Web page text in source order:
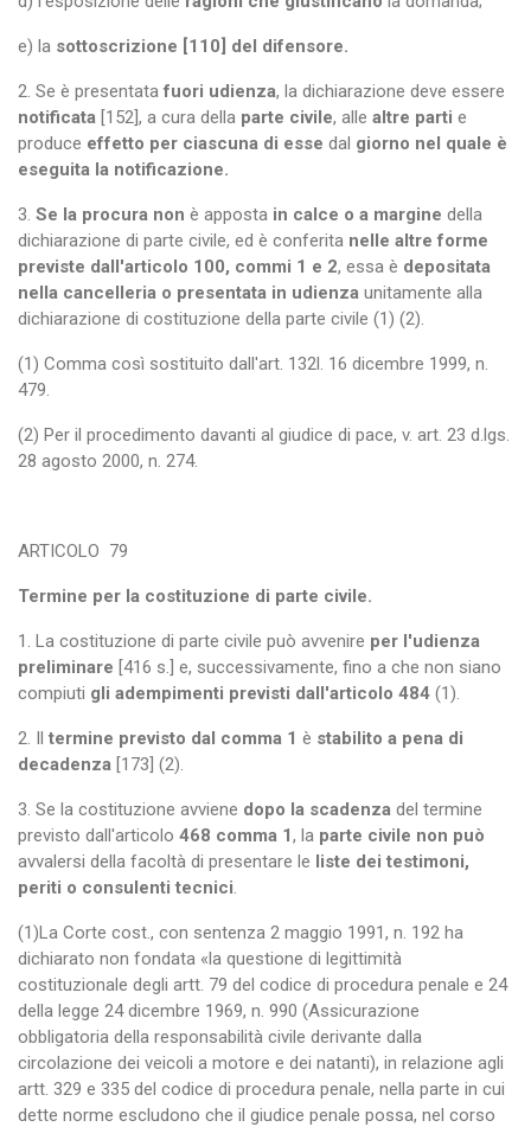
e) la sottoscrizione [110] del difensore.
2. Se è presentatafuori udienza, la dichiarazione deve essere
notificata [152], a cura della parte civile, alle altre parti e
produce effetto per ciascuna di esse dal giorno nel quale è
eseguita la notificazione.
3. Se la procura non è apposta in calce o a margine della
dichiarazione di parte civile, ed è conferita nelle altre forme
previste dall'articolo 100, commi 1 e 2, essa è depositata
nella cancelleria o presentata in udienza unitamente alla
dichiarazione di costituzione della parte civile (1) (2).
(1) Comma così sostituito dall'art. 132l. 16 dicembre 1999, n.
479.
(2) Per il procedimento davanti al giudice di pace, v. art. 23 d.lgs.
28 agosto 2000, n. 274.
ARTICOLO 79
Termine per la costituzione di parte civile.
1. La costituzione di parte civile può avvenire per l'udienza
preliminare [416 s.] e, successivamente, fino a che non siano
compiuti gli adempimenti previsti dall'articolo 484 (1).
2. Il termine previsto dal comma 1 è stabilito a pena di
decadenza [173] (2).
3. Se la costituzione avviene dopo la scadenza del termine
previsto dall'articolo 468 comma 1, la parte civile non può
avvalersi della facoltà di presentare le liste dei testimoni,
periti o consulenti tecnici.
(1)La Corte cost., con sentenza 2 maggio 1991, n. 192 ha
dichiarato non fondata «la questione di legittimità
costituzionale degli artt. 79 del codice di procedura penale e 24
della legge 24 dicembre 1969, n. 990 (Assicurazione
obbligatoria della responsabilità civile derivante dalla
circolazione dei veicoli a motore e dei natanti), in relazione agli
artt. 329 e 335 del codice di procedura penale, nella parte in cui
dette norme escludono che il giudice penale possa, nel corso